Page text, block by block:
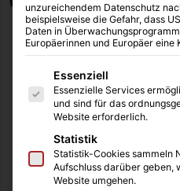
Zombies, Zombies, Zombies.
vergangen Sonntag die 4.
Zombie SerieThe Walking
Weltpremiere. Die
Menschheit gehen damit
unzureichendem Datenschutz
beispielsweise die Gefahr, dass
Daten in
Europäerinnen und Europäer
Es folgt eine Liste der
Essenziell
Essenzielle Services
und sind für das
Website erforderlich.
Statistik
Statistik-Cookies sammeln
Aufschluss darüber geben,
Website umgehen.